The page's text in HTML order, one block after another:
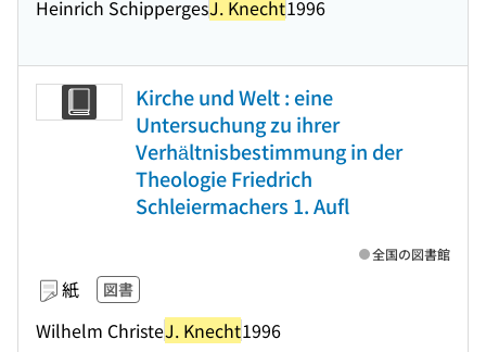
Heinrich SchippergesJ. Knecht1996
Kirche und Welt : eine
Untersuchung zu ihrer
Verhältnisbestimmung in der
Theologie Friedrich
Schleiermachers 1. Aufl
紙 図書
Wilhelm ChristeJ. Knecht1996
全国の図書館